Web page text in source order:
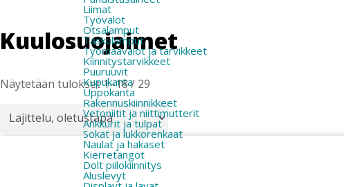
Liimat
Työvalot
Otsalamput
Taskulamput
Työmaavalot ja tarvikkeet
Kiinnitys­tarvikkeet
Puuruuvit
Kupukanta
Uppokanta
Rakennuskiinnikkeet
Vetoniitit ja niittimutterit
Ankkurit ja tulpat
Sokat ja lukkorenkaat
Naulat ja hakaset
Kierretangot
Dolt piilokiinnitys
Aluslevyt
Kuulosuojaimet
Näytetään tulokset 1–18 / 29